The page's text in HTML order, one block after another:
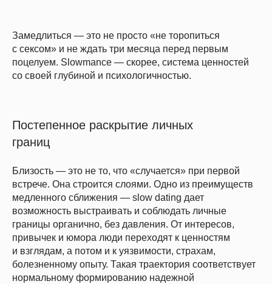
Замедлиться — это не просто «не торопиться
с сексом» и не ждать три месяца перед первым
поцелуем. Slowmance — скорее, система ценностей
со своей глубиной и психологичностью.
Постепенное раскрытие личных
границ
Близость — это не то, что «случается» при первой
встрече. Она строится слоями. Одно из преимуществ
медленного сближения — slow dating дает
возможность выстраивать и соблюдать личные
границы органично, без давления. От интересов,
привычек и юмора люди переходят к ценностям
и взглядам, а потом и к уязвимости, страхам,
болезненному опыту. Такая траектория соответствует
нормальному формированию надежной